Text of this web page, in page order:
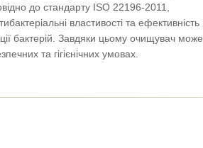
до стандарту ISO 22196-2011,
властивості та ефективність
бактерій. Завдяки цьому очищувач може
та гігієнічних умовах.